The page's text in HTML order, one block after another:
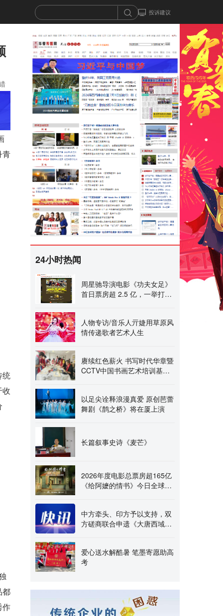
投诉建议
青
统
收
都
作
24小时热闻
周星驰导演电影《功夫女足》
首日票房超 2.5 亿，一举打破
人物专访/音乐人亓婕用草原风
情传递歌者艺术人生
赓续红色薪火 书写时代华章暨
CCTV中国书画艺术培训基地
以足尖诠释浪漫真爱 原创芭蕾
舞剧《鹊之桥》将在厦上演
长篇叙事史诗《麦芒》
2026年度电影总票房超165亿
《给阿嬷的情书》今日全球上
中方牵头、印方予以支持，双
方磋商联合申遗《大唐西域
爱心送水解酷暑 笔墨寄愿助高
考